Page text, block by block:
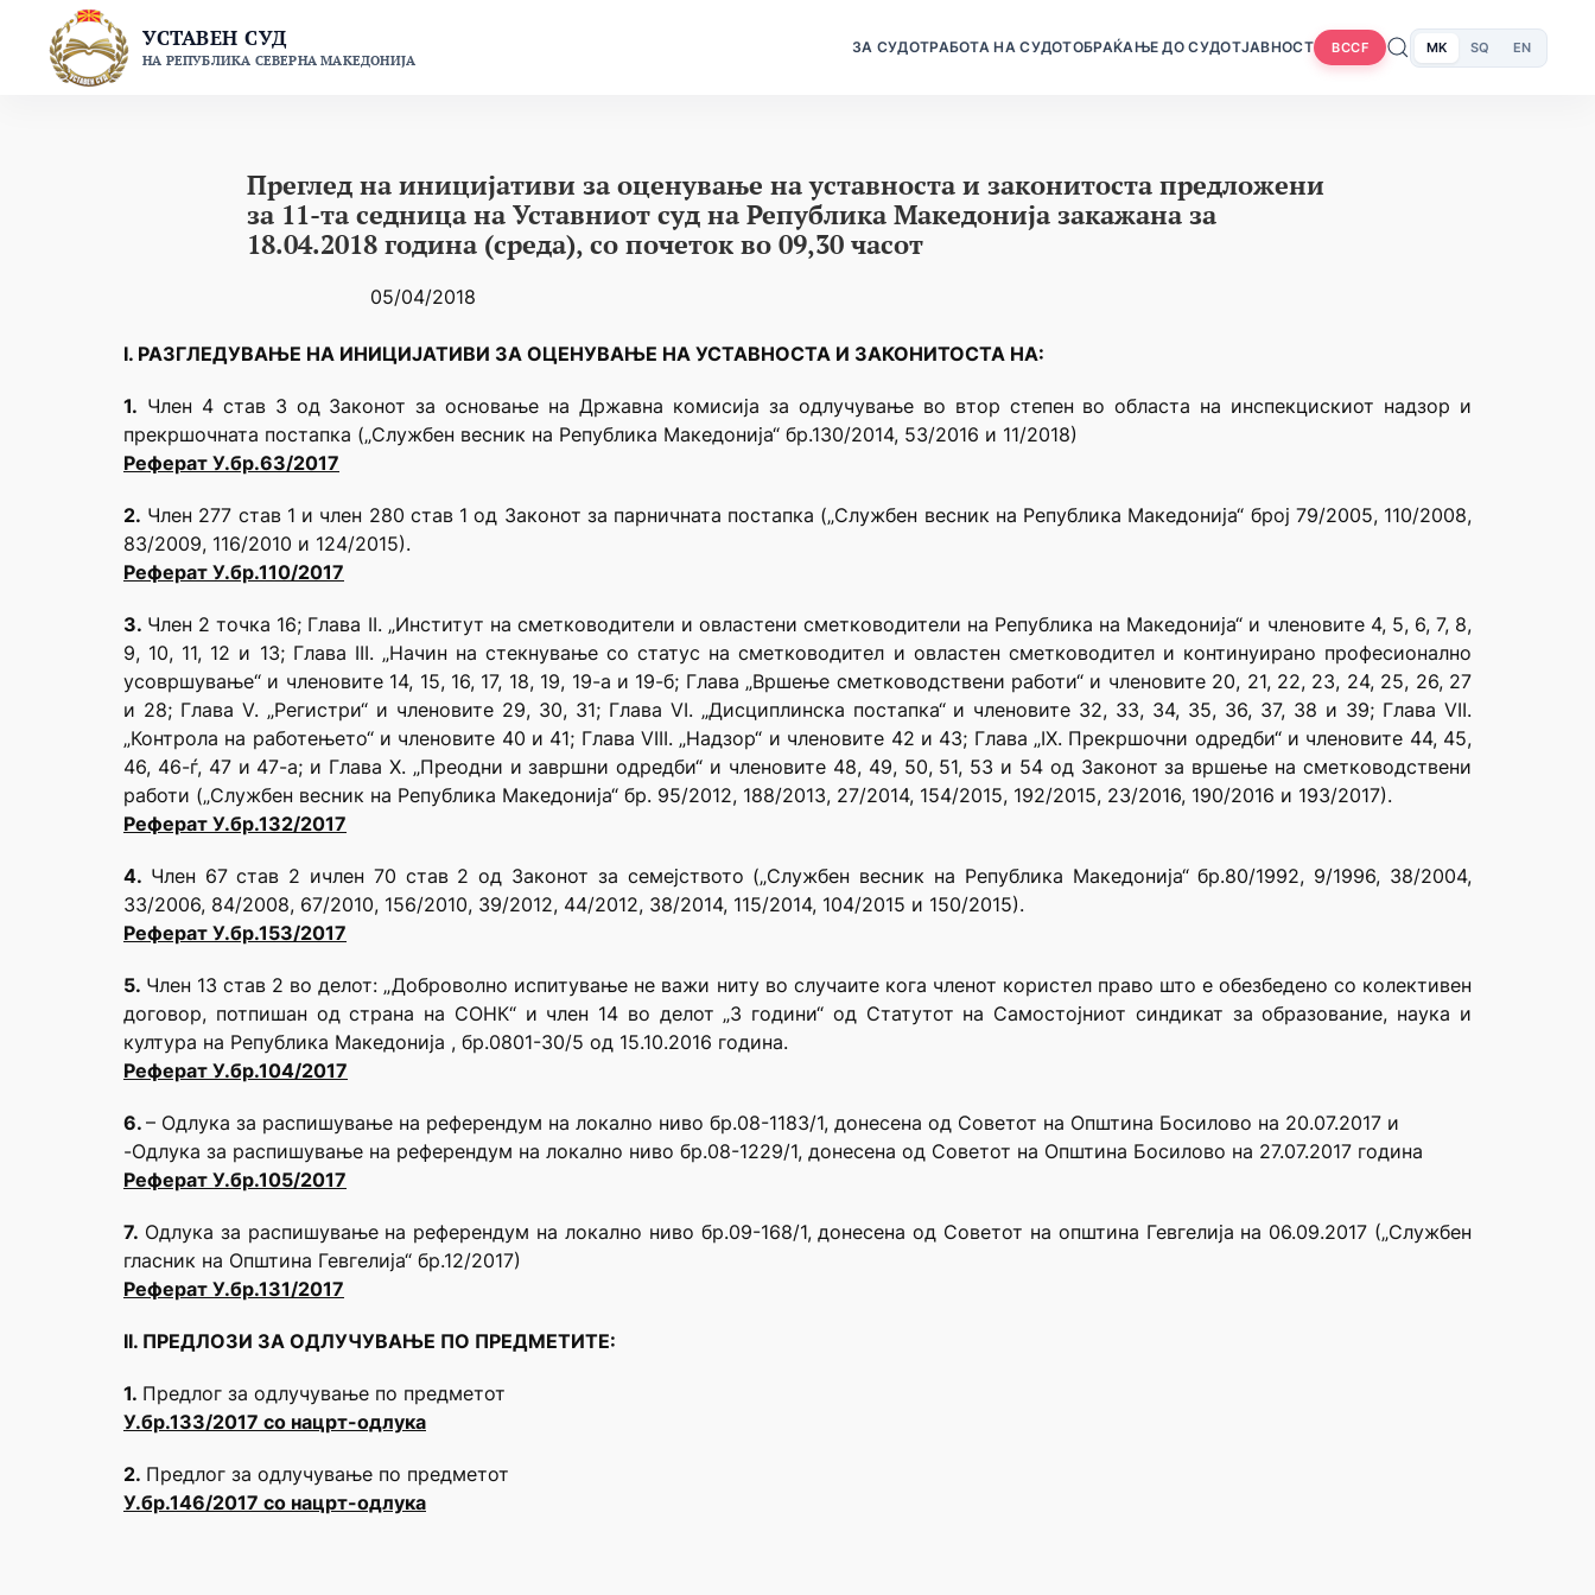
content
УСТАВЕН СУД
НА РЕПУБЛИКА СЕВЕРНА МАКЕДОНИЈА
ЗА СУДОТРАБОТА НА СУДОТОБРАЌАЊЕ ДО СУДОТЈАВНОСТ BCCF MK SQ EN
Преглед на иницијативи за оценување на уставноста и законитоста предложени
за 11-та седница на Уставниот суд на Република Македонија закажана за
18.04.2018 година (среда), со почеток во 09,30 часот
05/04/2018
I. РАЗГЛЕДУВАЊЕ НА ИНИЦИЈАТИВИ ЗА ОЦЕНУВАЊЕ НА УСТАВНОСТА И ЗАКОНИТОСТА НА:
1. Член 4 став 3 од Законот за основање на Државна комисија за одлучување во втор степен во областа на инспекцискиот надзор и
прекршочната постапка („Службен весник на Република Македонија“ бр.130/2014, 53/2016 и 11/2018)
Реферат У.бр.63/2017
2. Член 277 став 1 и член 280 став 1 од Законот за парничната постапка („Службен весник на Република Македонија“ број 79/2005, 110/2008,
83/2009, 116/2010 и 124/2015).
Реферат У.бр.110/2017
3. Член 2 точка 16; Глава II. „Институт на сметководители и овластени сметководители на Република на Македонија“ и членовите 4, 5, 6, 7, 8,
9, 10, 11, 12 и 13; Глава III. „Начин на стекнување со статус на сметководител и овластен сметководител и континуирано професионално
усовршување“ и членовите 14, 15, 16, 17, 18, 19, 19-а и 19-б; Глава „Вршење сметководствени работи“ и членовите 20, 21, 22, 23, 24, 25, 26, 27
и 28; Глава V. „Регистри“ и членовите 29, 30, 31; Глава VI. „Дисциплинска постапка“ и членовите 32, 33, 34, 35, 36, 37, 38 и 39; Глава VII.
„Контрола на работењето“ и членовите 40 и 41; Глава VIII. „Надзор“ и членовите 42 и 43; Глава „IX. Прекршочни одредби“ и членовите 44, 45,
46, 46-ѓ, 47 и 47-а; и Глава X. „Преодни и завршни одредби“ и членовите 48, 49, 50, 51, 53 и 54 од Законот за вршење на сметководствени
работи („Службен весник на Република Македонија“ бр. 95/2012, 188/2013, 27/2014, 154/2015, 192/2015, 23/2016, 190/2016 и 193/2017).
Реферат У.бр.132/2017
4. Член 67 став 2 ичлен 70 став 2 од Законот за семејството („Службен весник на Република Македонија“ бр.80/1992, 9/1996, 38/2004,
33/2006, 84/2008, 67/2010, 156/2010, 39/2012, 44/2012, 38/2014, 115/2014, 104/2015 и 150/2015).
Реферат У.бр.153/2017
5. Член 13 став 2 во делот: „Доброволно испитување не важи ниту во случаите кога членот користел право што е обезбедено со колективен
договор, потпишан од страна на СОНК“ и член 14 во делот „3 години“ од Статутот на Самостојниот синдикат за образование, наука и
култура на Република Македонија , бр.0801-30/5 од 15.10.2016 година.
Реферат У.бр.104/2017
6. – Oдлука за распишување на референдум на локално ниво бр.08-1183/1, донесена од Советот на Општина Босилoво на 20.07.2017 и
-Oдлука за распишување на референдум на локално ниво бр.08-1229/1, донесена од Советот на Општина Босилoво на 27.07.2017 година
Реферат У.бр.105/2017
7. Oдлука за распишување на референдум на локално ниво бр.09-168/1, донесена од Советот на општина Гевгелија на 06.09.2017 („Службен
гласник на Општина Гевгелија“ бр.12/2017)
Реферат У.бр.131/2017
II. ПРЕДЛОЗИ ЗА ОДЛУЧУВАЊЕ ПО ПРЕДМЕТИТЕ:
1. Предлог за одлучување по предметот
У.бр.133/2017 со нацрт-одлука
2. Предлог за одлучување по предметот
У.бр.146/2017 со нацрт-одлука